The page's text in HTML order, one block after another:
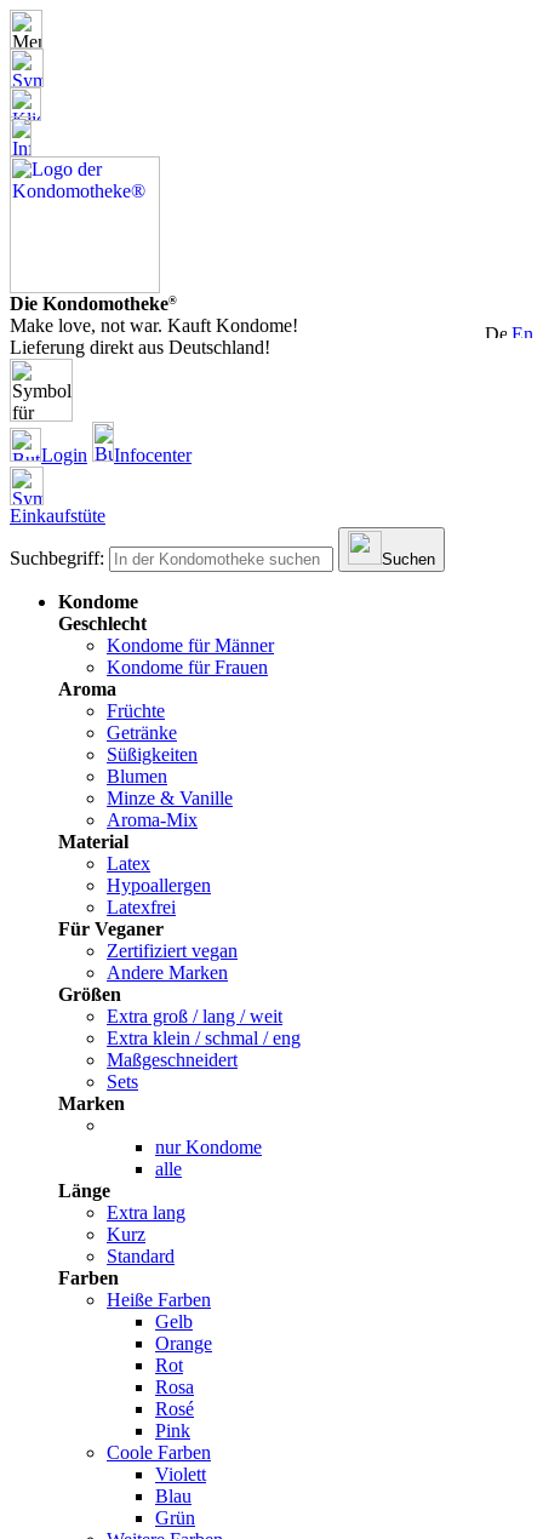
Die Kondomotheke®
Make love, not war. Kauft Kondome!
Lieferung direkt aus Deutschland!
Login Infocenter
Einkaufstüte
Suchbegriff: Suchen
Kondome
Geschlecht
Kondome für Männer
Kondome für Frauen
Aroma
Früchte
Getränke
Süßigkeiten
Blumen
Minze & Vanille
Aroma-Mix
Material
Latex
Hypoallergen
Latexfrei
Für Veganer
Zertifiziert vegan
Andere Marken
Größen
Extra groß / lang / weit
Extra klein / schmal / eng
Maßgeschneidert
Sets
Marken
nur Kondome
alle
Länge
Extra lang
Kurz
Standard
Farben
Heiße Farben
Gelb
Orange
Rot
Rosa
Rosé
Pink
Coole Farben
Violett
Blau
Grün